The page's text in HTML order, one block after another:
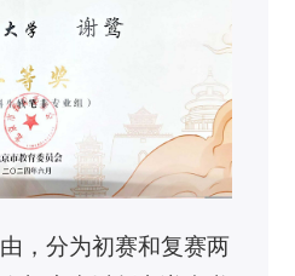
，分为初赛和复赛两